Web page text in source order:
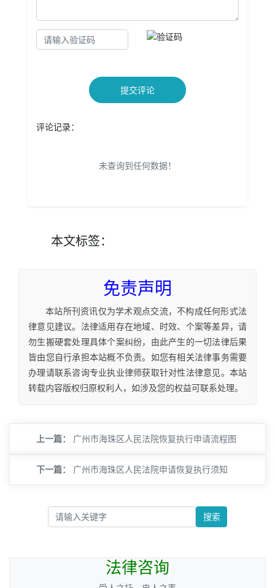
提交评论
评论记录：
未查询到任何数据！
本文标签：
免责声明
本站所刊资讯仅为学术观点交流，不构成任何形式法
律意见建议。法律适用存在地域、时效、个案等差异，请
勿生搬硬套处理具体个案纠纷，由此产生的一切法律后果
皆由您自行承担本站概不负责。如您有相关法律事务需要
办理请联系咨询专业执业律师获取针对性法律意见。本站
转载内容版权归原权利人，如涉及您的权益可联系处理。
上一篇： 广州市海珠区人民法院恢复执行申请流程图
下一篇： 广州市海珠区人民法院申请恢复执行须知
搜索
法律咨询